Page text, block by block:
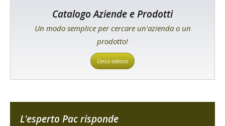
Catalogo Aziende e Prodotti
Un modo semplice per cercare un'azienda o un
prodotto!
Cerca adesso
L'esperto Pac risponde